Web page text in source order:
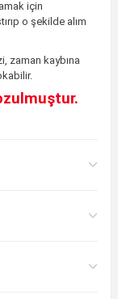
için
o şekilde alım
zaman kaybına